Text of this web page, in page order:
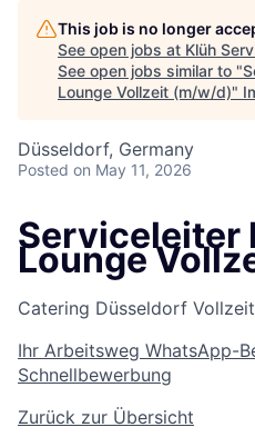
This job is no longer
See open jobs at Klüh
See open jobs similar to "
Lounge Vollzeit (m/w/d)"
Düsseldorf, Germany
Posted on May 11, 2026
Serviceleiter
Lounge
Catering Düsseldorf Vollzeit
Ihr Arbeitsweg WhatsApp-
Schnellbewerbung
Zurück zur Übersicht